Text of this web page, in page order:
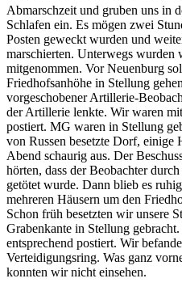
Abmarschzeit und gruben uns in
Schlafen ein. Es mögen zwei
Posten geweckt wurden und
marschierten. Unterwegs wurden
mitgenommen. Vor Neuenburg
Friedhofsanhöhe in Stellung
vorgeschobener Artillerie-
der Artillerie lenkte. Wir waren
postiert. MG waren in Stellung
von Russen besetzte Dorf, einige
Abend schaurig aus. Der
hörten, dass der Beobachter
getötet wurde. Dann blieb es
mehreren Häusern um den
Schon früh besetzten wir unsere
Grabenkante in Stellung
entsprechend postiert. Wir
Verteidigungsring. Was ganz
konnten wir nicht einsehen.